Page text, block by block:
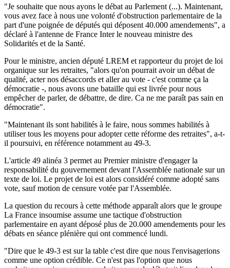
"Je souhaite que nous ayons le débat au Parlement (...). Maintenant,
vous avez face à nous une volonté d'obstruction parlementaire de la
part d'une poignée de députés qui déposent 40.000 amendements", a
déclaré à l'antenne de France Inter le nouveau ministre des
Solidarités et de la Santé.
Pour le ministre, ancien député LREM et rapporteur du projet de loi
organique sur les retraites, "alors qu'on pourrait avoir un débat de
qualité, acter nos désaccords et aller au vote - c'est comme ça la
démocratie -, nous avons une bataille qui est livrée pour nous
empêcher de parler, de débattre, de dire. Ca ne me paraît pas sain en
démocratie".
"Maintenant ils sont habilités à le faire, nous sommes habilités à
utiliser tous les moyens pour adopter cette réforme des retraites", a-t-
il poursuivi, en référence notamment au 49-3.
L'article 49 alinéa 3 permet au Premier ministre d'engager la
responsabilité du gouvernement devant l'Assemblée nationale sur un
texte de loi. Le projet de loi est alors considéré comme adopté sans
vote, sauf motion de censure votée par l'Assemblée.
La question du recours à cette méthode apparaît alors que le groupe
La France insoumise assume une tactique d'obstruction
parlementaire en ayant déposé plus de 20.000 amendements pour les
débats en séance plénière qui ont commencé lundi.
"Dire que le 49-3 est sur la table c'est dire que nous l'envisagerions
comme une option crédible. Ce n'est pas l'option que nous